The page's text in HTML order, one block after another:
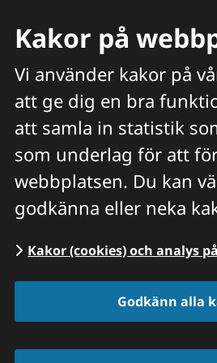
Kakor på
Vi använder kakor på
att ge dig en bra
att samla in statistik
som underlag för att
webbplatsen. Du kan
godkänna eller neka
Kakor (cookies) och analys
Godkänn alla
Meny Hitta
Start / Hitta veterinär /
Distrikts­